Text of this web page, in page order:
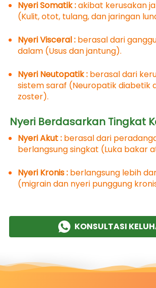
Nyeri Somatik : akibat kerusakan
(Kulit, otot, tulang, dan jaringan
Nyeri Visceral : berasal dari
dalam (Usus dan jantung).
Nyeri Neutopatik : berasal dari
sistem saraf (Neuropatik diabetik
zoster).
Nyeri Berdasarkan Tingkat
Nyeri Akut : berasal dari
berlangsung singkat (Luka bakar
Nyeri Kronis : berlangsung lebih
(migrain dan nyeri punggung
` KONSULTASI